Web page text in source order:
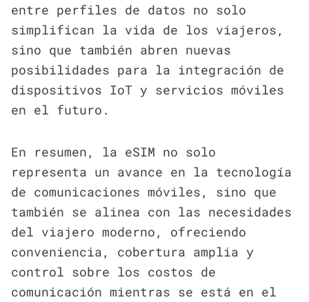
entre perfiles de datos no solo
simplifican la vida de los viajeros,
sino que también abren nuevas
posibilidades para la integración de
dispositivos IoT y servicios móviles
en el futuro.
En resumen, la eSIM no solo
representa un avance en la tecnología
de comunicaciones móviles, sino que
también se alinea con las necesidades
del viajero moderno, ofreciendo
conveniencia, cobertura amplia y
control sobre los costos de
comunicación mientras se está en el